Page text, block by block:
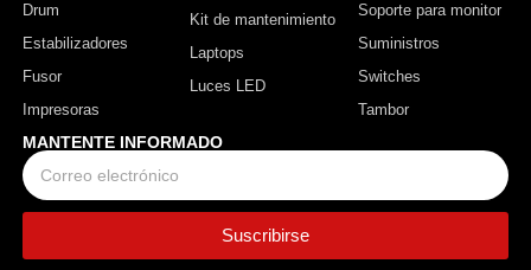
Drum
Estabilizadores
Fusor
Impresoras
Kit de mantenimiento
Laptops
Luces LED
Soporte para monitor
Suministros
Switches
Tambor
MANTENTE INFORMADO
Suscribirse